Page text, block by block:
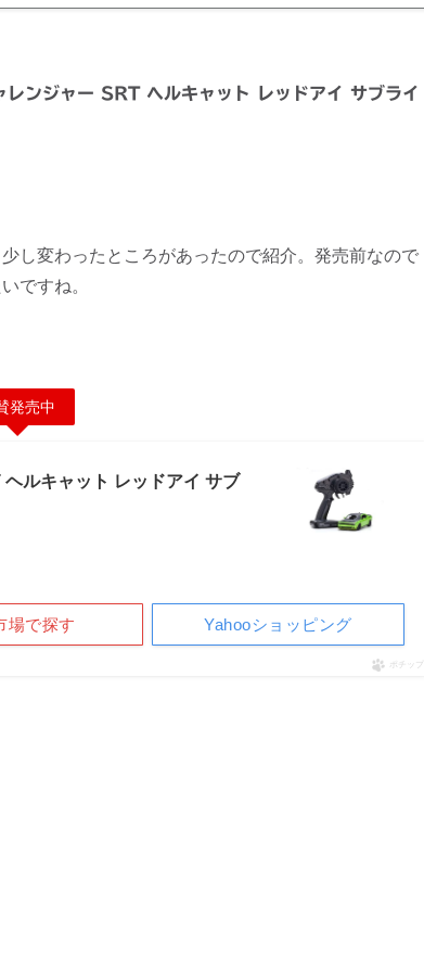
レンジャー SRT ヘルキャット レッドアイ サブライ
し変わったところがあったので紹介。発売前なので
ですね。
発売中
ルキャット レッドアイ サブ
場で探す Yahooショッピング
ポチップ